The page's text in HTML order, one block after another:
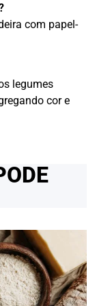
com papel-
legumes
cor e